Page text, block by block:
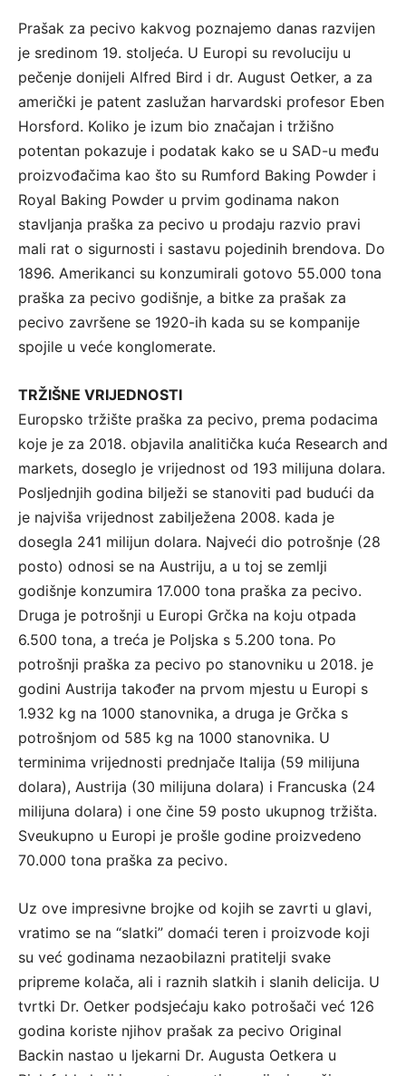
Prašak za pecivo kakvog poznajemo danas razvijen
je sredinom 19. stoljeća. U Europi su revoluciju u
pečenje donijeli Alfred Bird i dr. August Oetker, a za
američki je patent zaslužan harvardski profesor Eben
Horsford. Koliko je izum bio značajan i tržišno
potentan pokazuje i podatak kako se u SAD-u među
proizvođačima kao što su Rumford Baking Powder i
Royal Baking Powder u prvim godinama nakon
stavljanja praška za pecivo u prodaju razvio pravi
mali rat o sigurnosti i sastavu pojedinih brendova. Do
1896. Amerikanci su konzumirali gotovo 55.000 tona
praška za pecivo godišnje, a bitke za prašak za
pecivo završene se 1920-ih kada su se kompanije
spojile u veće konglomerate.
TRŽIŠNE VRIJEDNOSTI
Europsko tržište praška za pecivo, prema podacima
koje je za 2018. objavila analitička kuća Research and
markets, doseglo je vrijednost od 193 milijuna dolara.
Posljednjih godina bilježi se stanoviti pad budući da
je najviša vrijednost zabilježena 2008. kada je
dosegla 241 milijun dolara. Najveći dio potrošnje (28
posto) odnosi se na Austriju, a u toj se zemlji
godišnje konzumira 17.000 tona praška za pecivo.
Druga je potrošnji u Europi Grčka na koju otpada
6.500 tona, a treća je Poljska s 5.200 tona. Po
potrošnji praška za pecivo po stanovniku u 2018. je
godini Austrija također na prvom mjestu u Europi s
1.932 kg na 1000 stanovnika, a druga je Grčka s
potrošnjom od 585 kg na 1000 stanovnika. U
terminima vrijednosti prednjače Italija (59 milijuna
dolara), Austrija (30 milijuna dolara) i Francuska (24
milijuna dolara) i one čine 59 posto ukupnog tržišta.
Sveukupno u Europi je prošle godine proizvedeno
70.000 tona praška za pecivo.
Uz ove impresivne brojke od kojih se zavrti u glavi,
vratimo se na “slatki” domaći teren i proizvode koji
su već godinama nezaobilazni pratitelji svake
pripreme kolača, ali i raznih slatkih i slanih delicija. U
tvrtki Dr. Oetker podsjećaju kako potrošači već 126
godina koriste njihov prašak za pecivo Original
Backin nastao u ljekarni Dr. Augusta Oetkera u